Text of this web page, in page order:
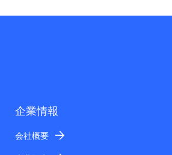
企業情報
会社概要